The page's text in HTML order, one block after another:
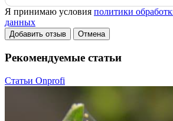
Я принимаю условия политики
данных
Добавить отзыв Отмена
Рекомендуемые статьи
Статьи Onprofi